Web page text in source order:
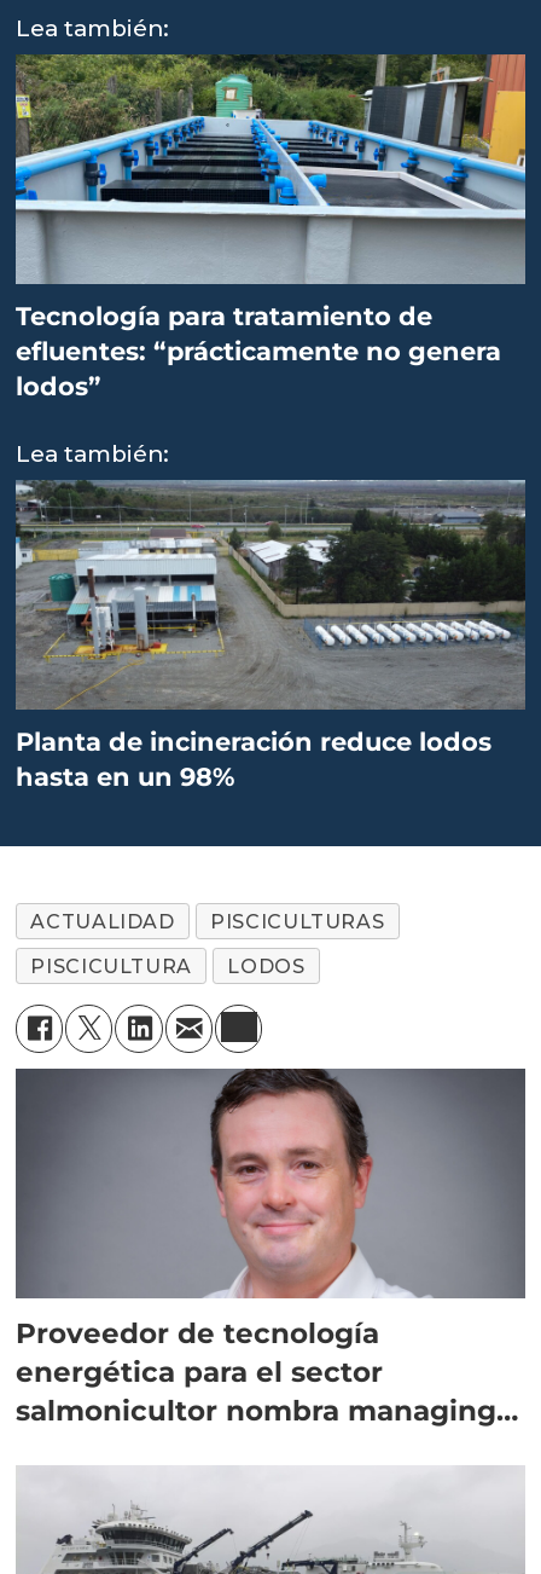
Lea también:
Tecnología para tratamiento de
efluentes: “prácticamente no genera
lodos”
Lea también:
Planta de incineración reduce lodos
hasta en un 98%
ACTUALIDAD
PISCICULTURAS
PISCICULTURA
LODOS
Proveedor de tecnología
energética para el sector
salmonicultor nombra managing